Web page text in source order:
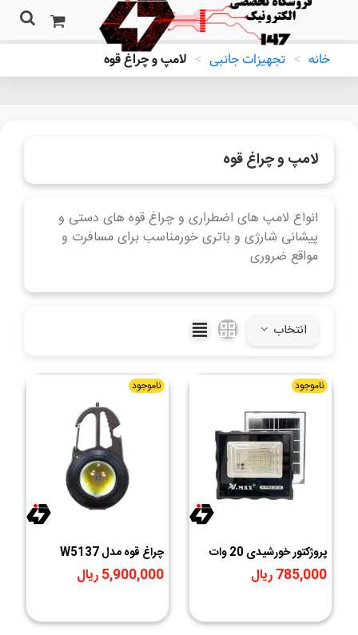
خانه > تجهیزات جانبی > لامپ و چراغ قوه
لامپ و چراغ قوه
انواع لامپ های اضطراری و چراغ قوه های دستی و
پیشانی شارژی و باتری خورمناسب برای مسافرت و
مواقع ضروری
انتخاب
ناموجود
پروژکتور خورشیدی 20 وات
V.MAX مدل V-PT08-20-
785,000 ریال
ناموجود
چراغ قوه مدل W5137
5,900,000 ریال